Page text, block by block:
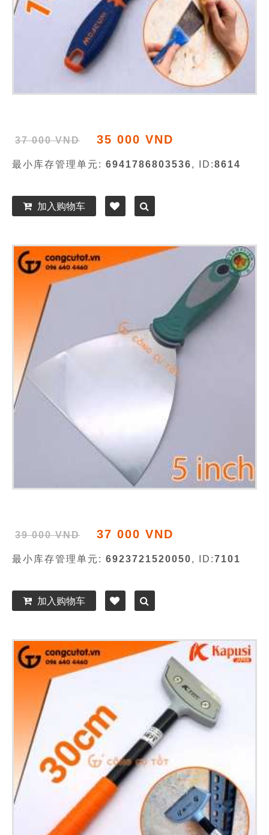
37 000 VND 35 000 VND
最小库存管理单元: 6941786803536, ID:8614
加入购物车
39 000 VND 37 000 VND
最小库存管理单元: 6923721520050, ID:7101
加入购物车